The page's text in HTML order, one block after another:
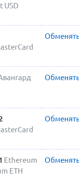
USD
Ethereum
ETH